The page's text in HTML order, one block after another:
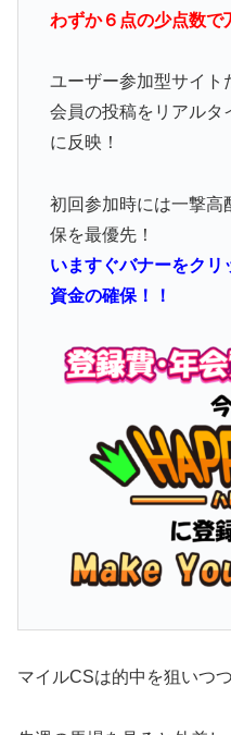
わずか６点の少点数で
ユーザー参加型サイト
会員の投稿をリアルタ
に反映！
初回参加時には一撃高
保を最優先！
いますぐバナーをクリ
資金の確保！！
マイルCSは的中を狙いつ